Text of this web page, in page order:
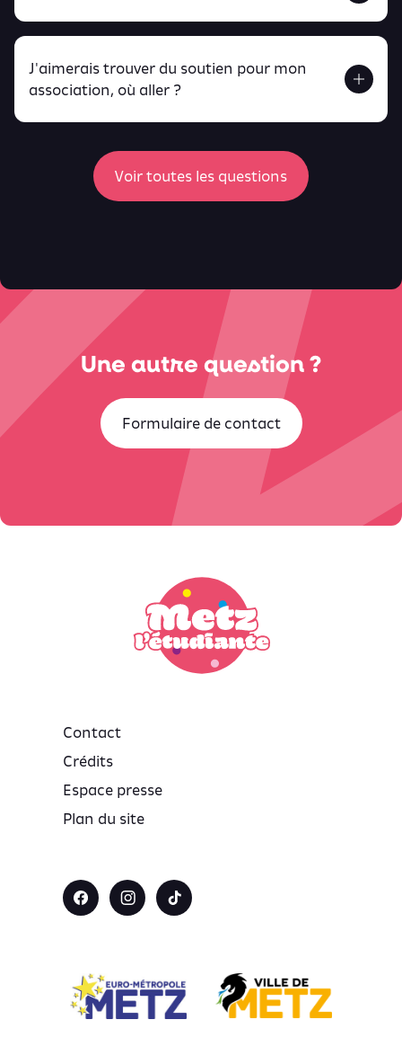
Retrouve toutes ces infos ici.
peux
retrouver ici
J'aimerais trouver du soutien pour mon
association, où aller ?
Voir toutes les questions
Une autre question ?
Formulaire de contact
Contact
Crédits
Espace presse
Plan du site